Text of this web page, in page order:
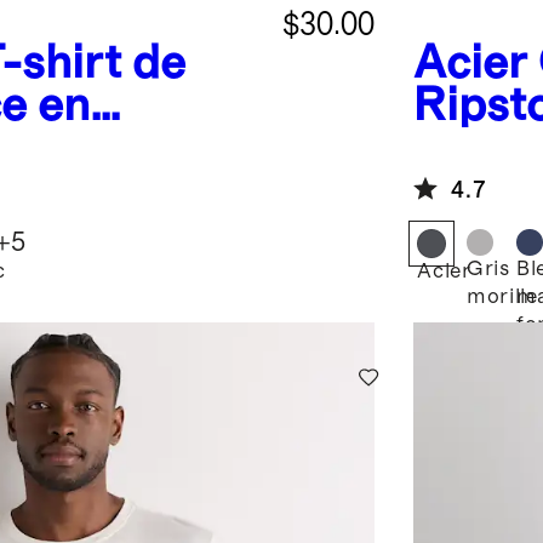
shirt de
en
$30.00
5
Acier
4.7
AcierGris
morille